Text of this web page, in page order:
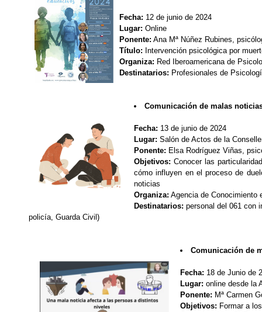
Fecha: 12 de junio de 2024
Lugar: Online
Ponente: Ana Mª Núñez Rubines,
Título: Intervención psicológica por
Organiza: Red Iberoamericana de
Destinatarios: Profesionales de
Comunicación de malas
Fecha: 13 de junio de 2024
Lugar: Salón de Actos de la
Ponente: Elsa Rodríguez Viñas,
Objetivos: Conocer las
cómo influyen en el proceso de
noticias
Organiza: Agencia de Conocimiento
Destinatarios: personal del 061 con
policía, Guarda Civil)
Comunicación de
Fecha: 18 de Junio de
Lugar: online desde la
Ponente: Mª Carmen
Objetivos: Formar a